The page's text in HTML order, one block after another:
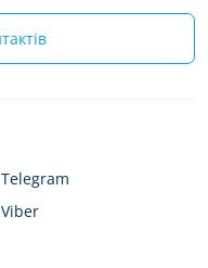
Telegram
Viber